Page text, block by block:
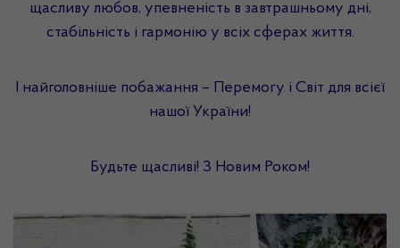
щасливу любов, упевненість в завтрашньому дні,
стабільність і гармонію у всіх сферах життя.
І найголовніше побажання – Перемогу і Світ для всієї
нашої України!
Будьте щасливі! З Новим Роком!